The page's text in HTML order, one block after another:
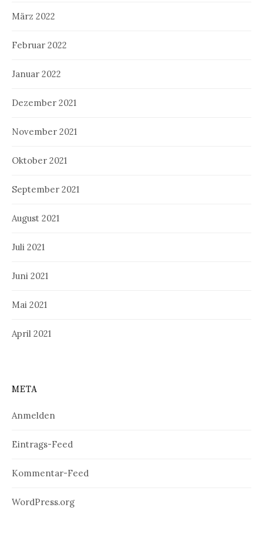
März 2022
Februar 2022
Januar 2022
Dezember 2021
November 2021
Oktober 2021
September 2021
August 2021
Juli 2021
Juni 2021
Mai 2021
April 2021
META
Anmelden
Eintrags-Feed
Kommentar-Feed
WordPress.org